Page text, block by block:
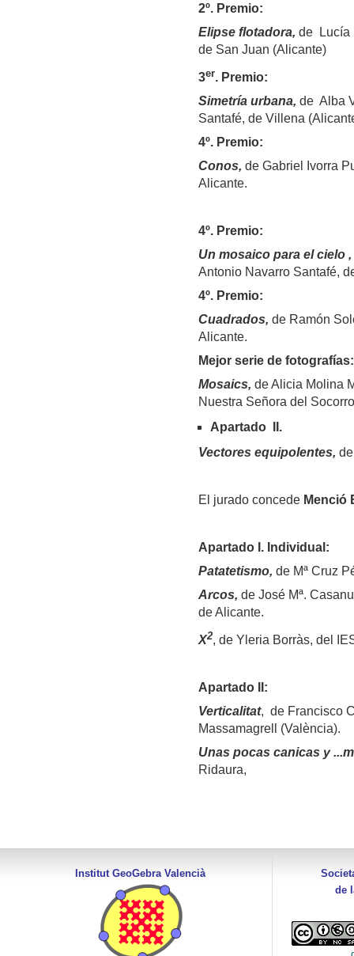
2º. Premio:
Elipse flotadora, de Lucía
de San Juan (Alicante)
3er. Premio:
Simetría urbana, de Alba
Santafé, de Villena
4º. Premio:
Conos, de Gabriel Ivorra
Alicante.
4º. Premio:
Un mosaico para el cielo ,
Antonio Navarro Santafé,
4º. Premio:
Cuadrados, de Ramón
Alicante.
Mejor serie de fotografías:
Mosaics, de Alicia Molina
Nuestra Señora del
Apartado II .
Vectores equipolentes,
El jurado concede Menció
Apartado I. Individual:
Patatetismo, de Mª Cruz
Arcos, de José Mª.
de Alicante.
X2, de Yleria Borràs, del
Apartado II:
Verticalitat, de Francisco
Massamagrell (València).
Unas pocas canicas y
Ridaura,
Institut GeoGebra Valencià
de